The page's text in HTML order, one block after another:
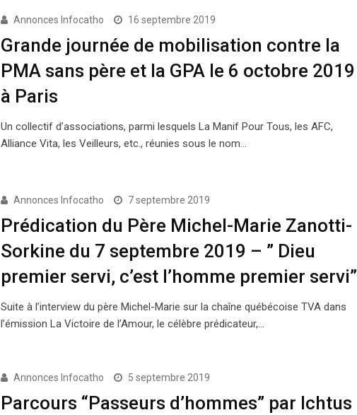
Annonces Infocatho 16 septembre 2019
Grande journée de mobilisation contre la
PMA sans père et la GPA le 6 octobre 2019
à Paris
Un collectif d’associations, parmi lesquels La Manif Pour Tous, les AFC,
Alliance Vita, les Veilleurs, etc., réunies sous le nom…
Annonces Infocatho 7 septembre 2019
Prédication du Père Michel-Marie Zanotti-
Sorkine du 7 septembre 2019 – ” Dieu
premier servi, c’est l’homme premier servi”
Suite à l’interview du père Michel-Marie sur la chaîne québécoise TVA dans
l’émission La Victoire de l’Amour, le célèbre prédicateur,…
Annonces Infocatho 5 septembre 2019
Parcours “Passeurs d’hommes” par Ichtus